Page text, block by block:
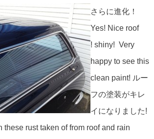
さらに進化！
Yes! Nice roof
! shiny! Very
happy to see this
clean paint! ルー
フの塗装がキレ
イになりました!
rust taken of from roof and rain